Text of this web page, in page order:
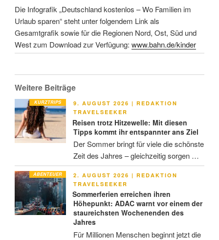
Die Infografik „Deutschland kostenlos – Wo Familien im
Urlaub sparen“ steht unter folgendem Link als
Gesamtgrafik sowie für die Regionen Nord, Ost, Süd und
West zum Download zur Verfügung: www.bahn.de/kinder
Weitere Beiträge
KURZTRIPS
VERÖFFENTLICHT
AM
9. AUGUST 2026 | REDAKTION
TRAVELSEEKER
Reisen trotz Hitzewelle: Mit diesen
Tipps kommt ihr entspannter ans Ziel
Der Sommer bringt für viele die schönste
Zeit des Jahres – gleichzeitig sorgen …
ABENTEUER
VERÖFFENTLICHT
AM
2. AUGUST 2026 | REDAKTION
TRAVELSEEKER
Sommerferien erreichen ihren
Höhepunkt: ADAC warnt vor einem der
staureichsten Wochenenden des
Jahres
Für Millionen Menschen beginnt jetzt die